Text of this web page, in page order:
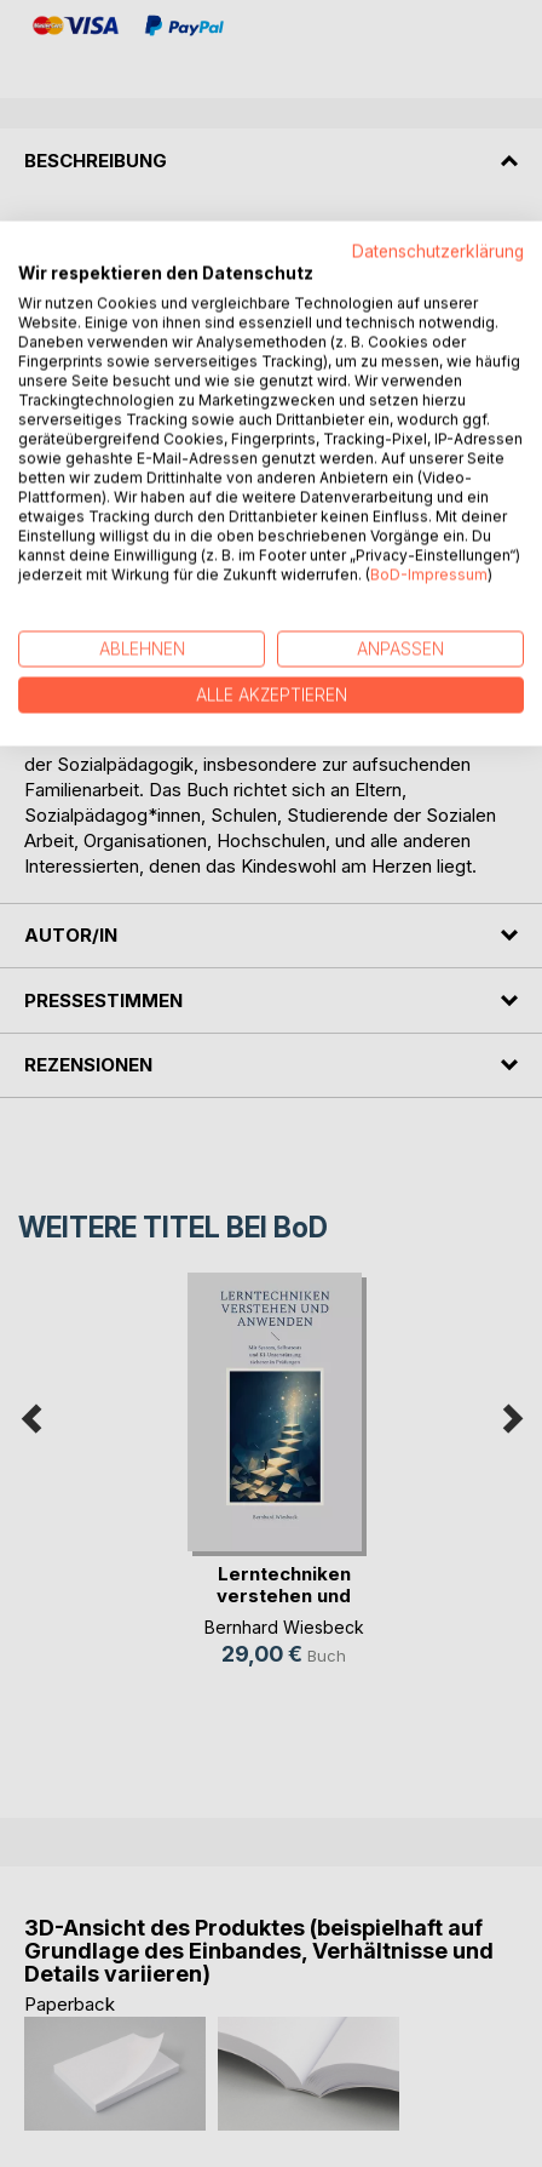
BESCHREIBUNG
Familienbegleitung (SPF) in den Niederlanden durfte ich
zahlreiche Familien auf ihrem Weg unterstützen. Diese
Familien standen vor vielfältigen und oft komplexen
Herausforderungen. Dazu gehörten Migrationserfahrungen,
gesundheitliche Einschränkungen, Suchtproblematiken,
psychische Erkrankungen, Todesfälle, Scheidungen und
Armut. Trotz dieser belastenden Umstände beeindruckte
mich immer wieder die Fähigkeit vieler Familien - soweit es
ihnen möglich war - ein liebevolles und unterstützendes
Umfeld zu bieten.
Im ersten und zentralen Abschnitt meines Buches schildere
ich die Lebenswege und Erfahrungen der von mir
begleiteten Familien. Der zweite Teil wird sich mit meinem
Erfahrung bei der Auswanderung und Integration in die
Niederlande befassen. Der dritte Teil beschreibt einige
Familienbegleiterinnen. Der vierte Abschnitt richtet sich vor
allem an Fachpersonen oder Interessierte an der
der Sozialpädagogik, insbesondere zur aufsuchenden
Familienarbeit. Das Buch richtet sich an Eltern,
Sozialpädagog*innen, Schulen, Studierende der Sozialen
Arbeit, Organisationen, Hochschulen, und alle anderen
Interessierten, denen das Kindeswohl am Herzen liegt.
AUTOR/IN
PRESSESTIMMEN
REZENSIONEN
WEITERE TITEL BEI BoD
Lerntechniken
verstehen und
anwenden
Bernhard Wiesbeck
29,00 € Buch
3D-Ansicht des Produktes (beispielhaft auf
Grundlage des Einbandes, Verhältnisse und
Details variieren)
Paperback
Datenschutzerklärung
Wir respektieren den Datenschutz
Wir nutzen Cookies und vergleichbare Technologien auf unserer
Website. Einige von ihnen sind essenziell und technisch notwendig.
Daneben verwenden wir Analysemethoden (z. B. Cookies oder
Fingerprints sowie serverseitiges Tracking), um zu messen, wie häufig
unsere Seite besucht und wie sie genutzt wird. Wir verwenden
Trackingtechnologien zu Marketingzwecken und setzen hierzu
serverseitiges Tracking sowie auch Drittanbieter ein, wodurch ggf.
geräteübergreifend Cookies, Fingerprints, Tracking-Pixel, IP-Adressen
sowie gehashte E-Mail-Adressen genutzt werden. Auf unserer Seite
betten wir zudem Drittinhalte von anderen Anbietern ein (Video-
Plattformen). Wir haben auf die weitere Datenverarbeitung und ein
etwaiges Tracking durch den Drittanbieter keinen Einfluss. Mit deiner
Einstellung willigst du in die oben beschriebenen Vorgänge ein. Du
kannst deine Einwilligung (z. B. im Footer unter „Privacy-Einstellungen“)
jederzeit mit Wirkung für die Zukunft widerrufen. (BoD-Impressum)
ABLEHNEN ANPASSEN
ALLE AKZEPTIEREN